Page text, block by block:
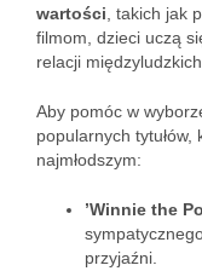
wartości , takich jak
filmom, dzieci uczą
relacji międzyludzkich.
Aby pomóc w
popularnych
najmłodszym:
’Winnie the
przyjaźni.